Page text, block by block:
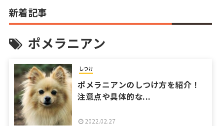
新着記事
ポメラニアン
しつけ
ポメラニアンのしつけ方を紹介！
注意点や具体的な...
2022.02.27